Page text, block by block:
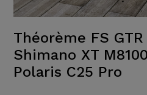
Théorème FS
Shimano XT
Polaris C25 Pro